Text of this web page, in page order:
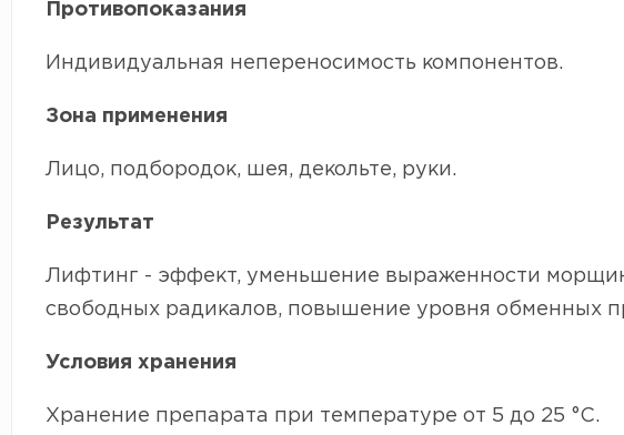
Противопоказания
Индивидуальная непереносимость компонентов.
Зона применения
Лицо, подбородок, шея, декольте, руки.
Результат
Лифтинг - эффект, уменьшение выраженности
свободных радикалов, повышение уровня обменных
Условия хранения
Хранение препарата при температуре от 5 до 25 °С.